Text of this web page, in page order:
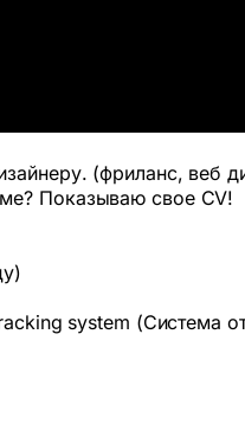
(фриланс, веб
Показываю свое CV!
system (Система